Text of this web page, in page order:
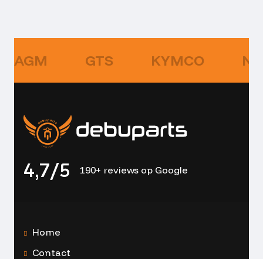
AGM GTS KYMCO
4,7/5 190+ reviews op Google
Home
Contact